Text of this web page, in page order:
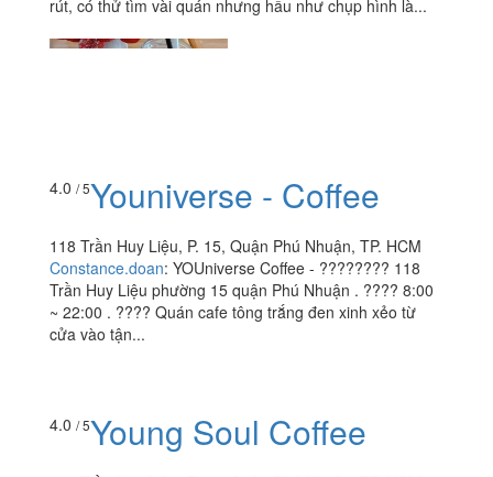
rút, có thử tìm vài quán nhưng hầu như chụp hình là...
4.0 / 5Youniverse - Coffee
118 Trần Huy Liệu, P. 15, Quận Phú Nhuận, TP. HCM
Constance.doan: YOUniverse Coffee - ???????? 118
Trần Huy Liệu phường 15 quận Phú Nhuận . ???? 8:00
~ 22:00 . ???? Quán cafe tông trắng đen xinh xẻo từ
cửa vào tận...